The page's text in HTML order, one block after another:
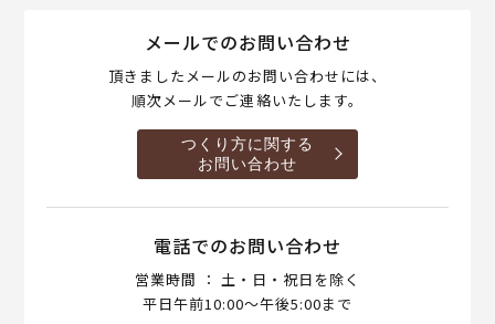
メールでのお問い合わせ
頂きましたメールのお問い合わせには、
順次メールでご連絡いたします。
つくり方に関する
お問い合わせ
電話でのお問い合わせ
営業時間 ： 土・日・祝日を除く
平日午前10:00～午後5:00まで